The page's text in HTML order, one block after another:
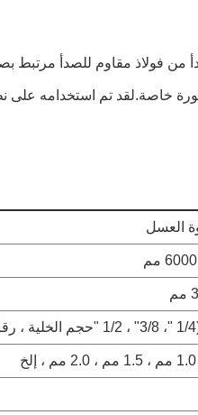
من فولاذ مقاوم للصدأ مرتبط
خاصة.لقد تم استخدامه
العسل